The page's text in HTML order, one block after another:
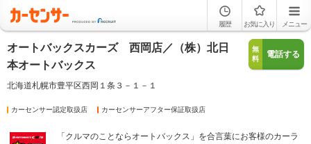
履歴 お気に入り メニュー
オートバックスカーズ 西岡店／（株）北日
本オートバックス
北海道札幌市豊平区西岡１条３－１－１
無
料
電話する
カーセンサー認定取扱店 カーセンサーアフター保証取扱店
「クルマのことならオートバックス」を合言葉にお客様のカーラ